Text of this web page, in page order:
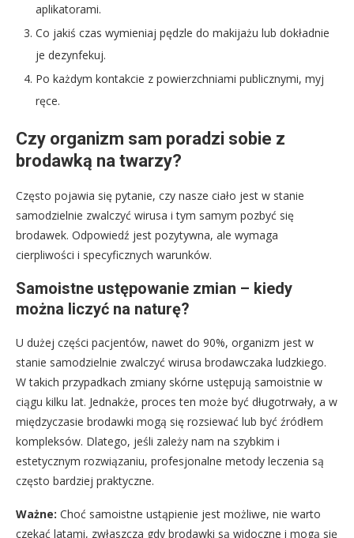
aplikatorami.
Co jakiś czas wymieniaj pędzle do makijażu lub dokładnie
je dezynfekuj.
Po każdym kontakcie z powierzchniami publicznymi, myj
ręce.
Czy organizm sam poradzi sobie z
brodawką na twarzy?
Często pojawia się pytanie, czy nasze ciało jest w stanie
samodzielnie zwalczyć wirusa i tym samym pozbyć się
brodawek. Odpowiedź jest pozytywna, ale wymaga
cierpliwości i specyficznych warunków.
Samoistne ustępowanie zmian – kiedy
można liczyć na naturę?
U dużej części pacjentów, nawet do 90%, organizm jest w
stanie samodzielnie zwalczyć wirusa brodawczaka ludzkiego.
W takich przypadkach zmiany skórne ustępują samoistnie w
ciągu kilku lat. Jednakże, proces ten może być długotrwały, a w
międzyczasie brodawki mogą się rozsiewać lub być źródłem
kompleksów. Dlatego, jeśli zależy nam na szybkim i
estetycznym rozwiązaniu, profesjonalne metody leczenia są
często bardziej praktyczne.
Ważne: Choć samoistne ustąpienie jest możliwe, nie warto
czekać latami, zwłaszcza gdy brodawki są widoczne i mogą się